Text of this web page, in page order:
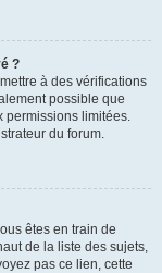
?
à des vérifications
possible que
permissions limitées.
du forum.
êtes en train de
de la liste des sujets,
pas ce lien, cette